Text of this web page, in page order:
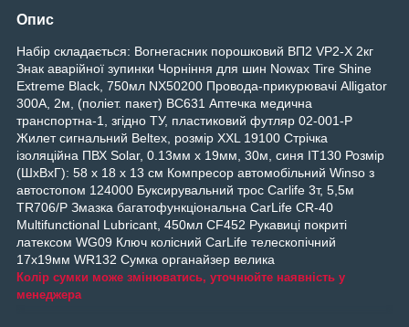
Опис
Набір складається: Вогнегасник порошковий ВП2 VP2-X 2кг
Знак аварійної зупинки Чорніння для шин Nowax Tire Shine
Extreme Black, 750мл NX50200 Провода-прикурювачі Alligator
300А, 2м, (поліет. пакет) BC631 Аптечка медична
транспортна-1, згідно ТУ, пластиковий футляр 02-001-P
Жилет сигнальний Beltex, розмір XXL 19100 Стрічка
ізоляційна ПВХ Solar, 0.13мм x 19мм, 30м, синя IT130 Розмір
(ШхВхГ): 58 х 18 х 13 см Компресор автомобільний Winso з
автостопом 124000 Буксирувальний трос Carlife 3т, 5,5м
TR706/P Змазка багатофункціональна CarLife CR-40
Multifunctional Lubricant, 450мл CF452 Рукавиці покриті
латексом WG09 Ключ колісний CarLife телескопічний
17x19мм WR132 Cумка органайзер велика
Колір сумки може змінюватись, уточнюйте наявність у
менеджера